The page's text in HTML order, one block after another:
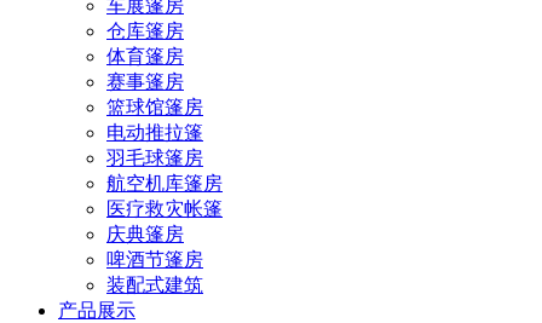
车展篷房
仓库篷房
体育篷房
赛事篷房
篮球馆篷房
电动推拉篷
羽毛球篷房
航空机库篷房
医疗救灾帐篷
庆典篷房
啤酒节篷房
装配式建筑
产品展示